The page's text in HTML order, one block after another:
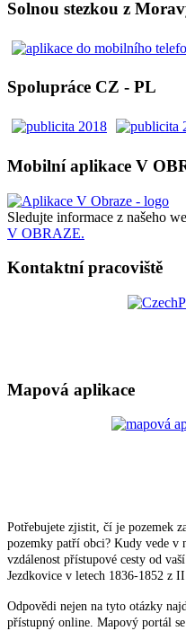
Solnou stezkou z
Spolupráce CZ - PL
Mobilní aplikace V
Sledujte informace z našeho
V OBRAZE.
Kontaktní pracoviště
Mapová aplikace
Potřebujete zjistit, čí je pozemek
pozemky patří obci? Kudy vede v
vzdálenost přístupové cesty od
Jezdkovice v letech 1836-1852 z
Odpovědi nejen na tyto otázky
přístupný online. Mapový portál